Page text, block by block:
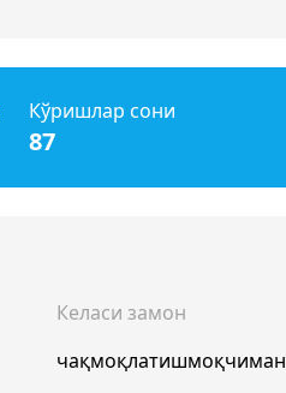
Кўришлар сони
87
Келаси замон
чақмоқлатишмоқчиман